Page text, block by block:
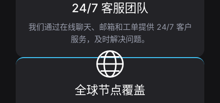
24/7 客服团队
我们通过在线聊天、邮箱和工单提供 24/7 客户
服务，及时解决问题。
全球节点覆盖